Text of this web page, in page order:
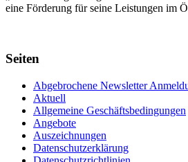
eine Förderung für seine Leis­tungen im
Seiten
Abgebrochene Newsletter
Aktuell
Allgemeine Geschäftsbedingungen
Angebote
Auszeichnungen
Datenschutzerklärung